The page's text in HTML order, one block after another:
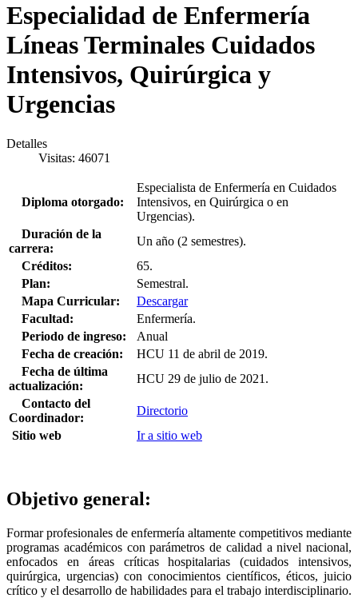
Especialidad de Enfermería
Líneas Terminales Cuidados
Intensivos, Quirúrgica y
Urgencias
Detalles
Visitas: 46071
Diploma otorgado:
Especialista de Enfermería en Cuidados
Intensivos, en Quirúrgica o en
Urgencias).
Duración de la
carrera:
Un año (2 semestres).
Créditos:
65.
Plan:
Semestral.
Mapa Curricular:
Descargar
Facultad:
Enfermería.
Periodo de ingreso:
Anual
Fecha de creación:
HCU 11 de abril de 2019.
Fecha de última
actualización:
HCU 29 de julio de 2021.
Contacto del
Coordinador:
Directorio
Sitio web
Ir a sitio web
Objetivo general:
Formar profesionales de enfermería altamente competitivos mediante
programas académicos con parámetros de calidad a nivel nacional,
enfocados en áreas críticas hospitalarias (cuidados intensivos,
quirúrgica, urgencias) con conocimientos científicos, éticos, juicio
crítico y el desarrollo de habilidades para el trabajo interdisciplinario.